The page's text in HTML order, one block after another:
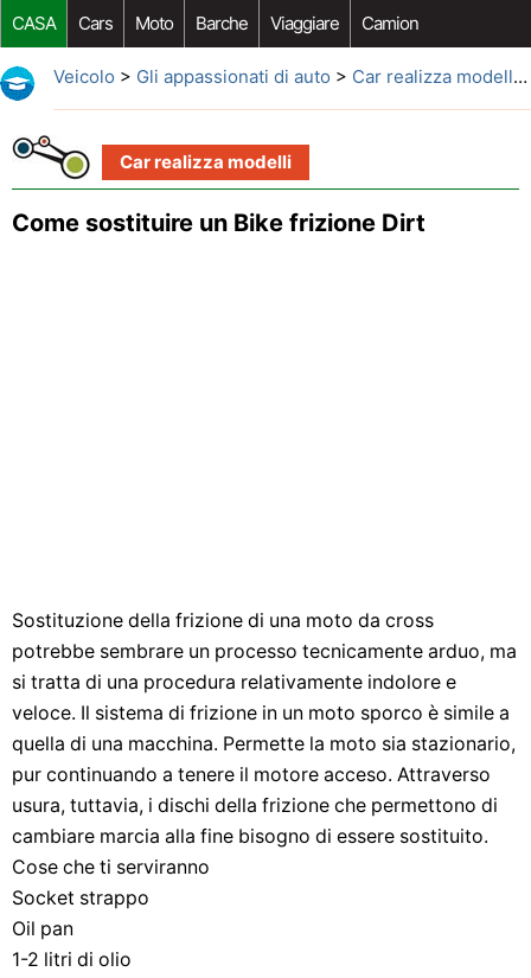
CASA Cars Moto Barche Viaggiare Camion
Riparazione Auto Acquisto Auto Car Opzioni Aftermarket
Veicolo > Gli appassionati di auto > Car realizza modelli
Car realizza modelli
Come sostituire un Bike frizione Dirt
Sostituzione della frizione di una moto da cross
potrebbe sembrare un processo tecnicamente arduo, ma
si tratta di una procedura relativamente indolore e
veloce. Il sistema di frizione in un moto sporco è simile a
quella di una macchina. Permette la moto sia stazionario,
pur continuando a tenere il motore acceso. Attraverso
usura, tuttavia, i dischi della frizione che permettono di
cambiare marcia alla fine bisogno di essere sostituito.
Cose che ti serviranno
Socket strappo
Oil pan
1-2 litri di olio